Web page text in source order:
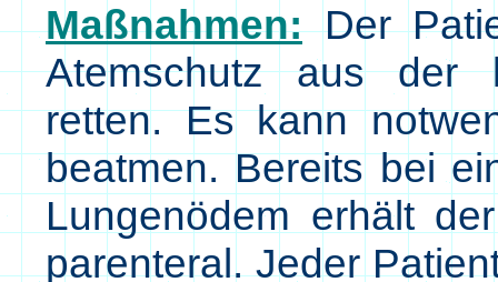
Maßnahmen:Der
Atemschutz aus der
retten. Es kann
beatmen. Bereits bei
Lungenödem erhält
parenteral. Jeder